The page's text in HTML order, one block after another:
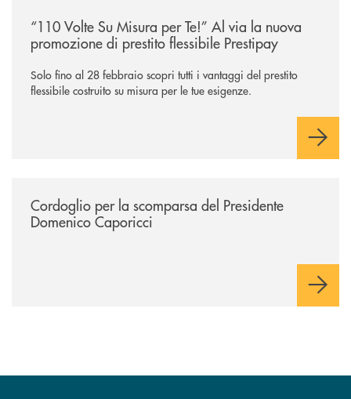
“110 Volte Su Misura per Te!” Al via la nuova
promozione di prestito flessibile Prestipay
Solo fino al 28 febbraio scopri tutti i vantaggi del prestito
flessibile costruito su misura per le tue esigenze.
Cordoglio per la scomparsa del Presidente
Domenico Caporicci